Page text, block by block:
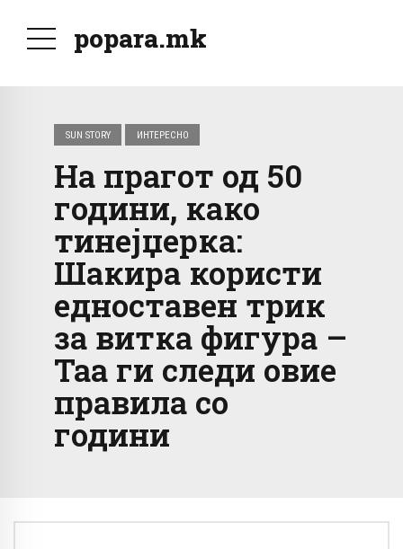
popara.mk
SUN STORY ИНТЕРЕСНО
На прагот од 50
години, како
тинејџерка:
Шакира користи
едноставен трик
за витка фигура –
Таа ги следи овие
правила со
години